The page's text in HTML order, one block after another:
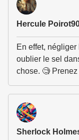
Hercule
En effet,
oublier le sel
chose. 🧐
Sherlock